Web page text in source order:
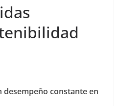
desempeño constante en
y la